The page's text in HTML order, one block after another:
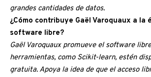
grandes cantidades de datos.
¿Cómo contribuye Gaël Varoquaux a la
software libre?
Gaël Varoquaux promueve el software
herramientas, como Scikit-learn, estén
gratuita. Apoya la idea de que el acceso